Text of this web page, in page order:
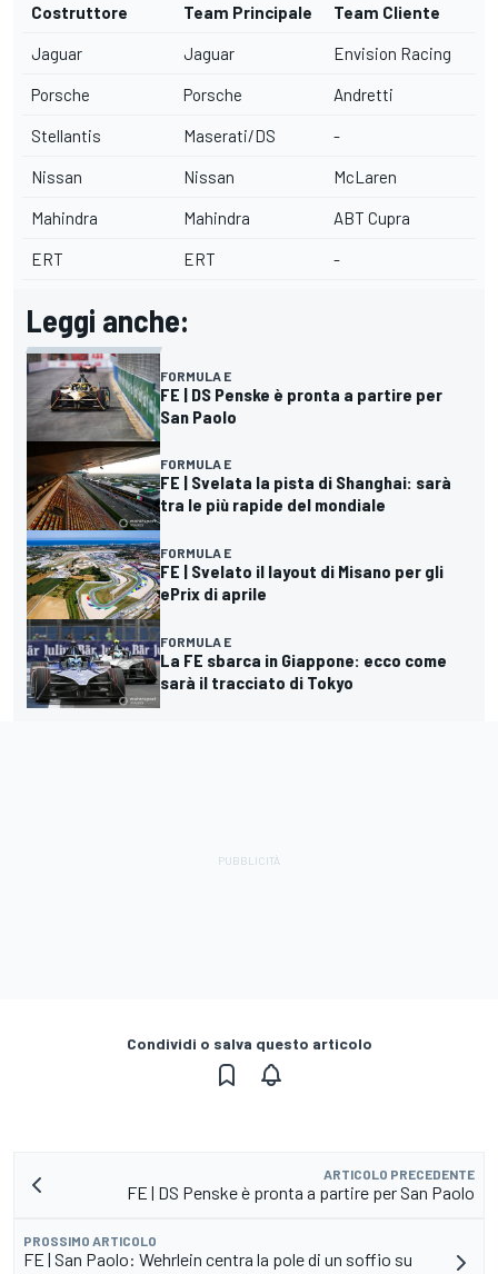
Costruttore Team Principale Team Cliente
Jaguar Jaguar Envision Racing
Porsche Porsche Andretti
Stellantis Maserati/DS -
Nissan Nissan McLaren
Mahindra Mahindra ABT Cupra
ERT ERT -
Leggi anche:
FORMULA E
FE | DS Penske è pronta a partire per
San Paolo
FORMULA E
FE | Svelata la pista di Shanghai: sarà
tra le più rapide del mondiale
FORMULA E
FE | Svelato il layout di Misano per gli
ePrix di aprile
FORMULA E
La FE sbarca in Giappone: ecco come
sarà il tracciato di Tokyo
Condividi o salva questo articolo
ARTICOLO PRECEDENTE
FE | DS Penske è pronta a partire per San Paolo
PROSSIMO ARTICOLO
FE | San Paolo: Wehrlein centra la pole di un soffio su